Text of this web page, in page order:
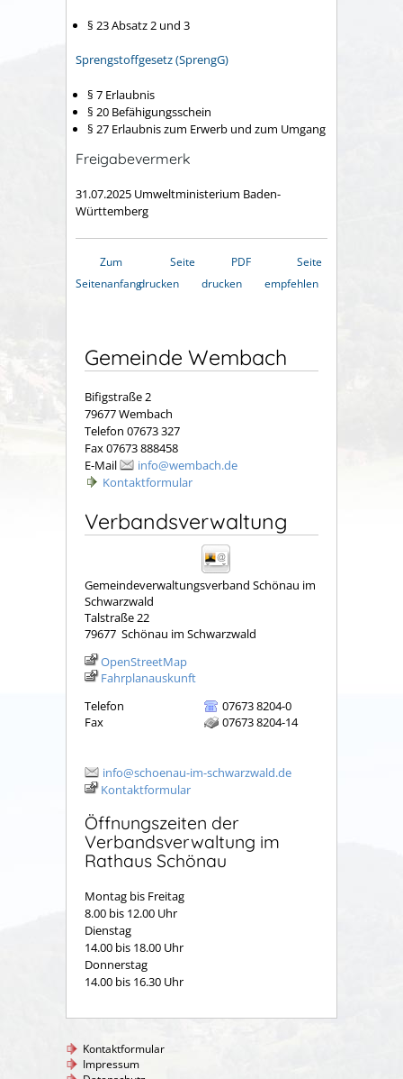
§ 23 Absatz 2 und 3
Sprengstoffgesetz (SprengG)
§ 7 Erlaubnis
§ 20 Befähigungsschein
§ 27 Erlaubnis zum Erwerb und zum Umgang
Freigabevermerk
31.07.2025 Umweltministerium Baden-
Württemberg
Zum
Seitenanfang
Seite
drucken
PDF
drucken
Seite
empfehlen
Gemeinde Wembach
Bifigstraße 2
79677 Wembach
Telefon 07673 327
Fax 07673 888458
E-Mail
info@wembach.de
Kontaktformular
Verbandsverwaltung
Gemeindeverwaltungsverband Schönau im
Schwarzwald
Talstraße 22
79677 Schönau im Schwarzwald
OpenStreetMap
Fahrplanauskunft
Telefon
07673 8204-0
Fax
07673 8204-14
info@schoenau-im-schwarzwald.de
Kontaktformular
Öffnungszeiten der
Verbandsverwaltung im
Rathaus Schönau
Montag bis Freitag
8.00 bis 12.00 Uhr
Dienstag
14.00 bis 18.00 Uhr
Donnerstag
14.00 bis 16.30 Uhr
Kontaktformular
Impressum